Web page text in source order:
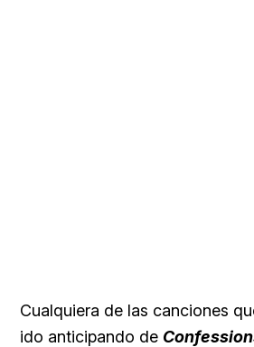
Cualquiera de las canciones
ido anticipando de